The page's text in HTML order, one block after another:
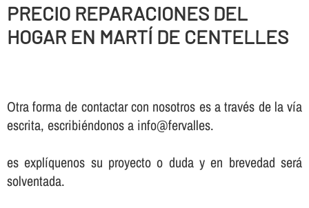
PRECIO REPARACIONES DEL
HOGAR EN MARTÍ DE CENTELLES
Otra forma de contactar con nosotros es a través de la vía
escrita, escribiéndonos a info@fervalles.
es explíquenos su proyecto o duda y en brevedad será
solventada.